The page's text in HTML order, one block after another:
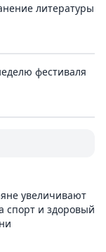
литературы
фестиваля
увеличивают
спорт и здоровый